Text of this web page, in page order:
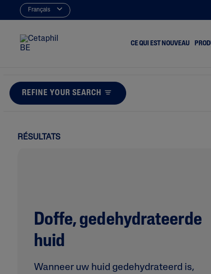
Français
CE QUI EST NOUVEAU
Nettoyeurs
REFINE YOUR SEARCH
RÉSULTATS
Doffe, gedehydrateerde
huid
Wanneer uw huid gedehydrateerd is,